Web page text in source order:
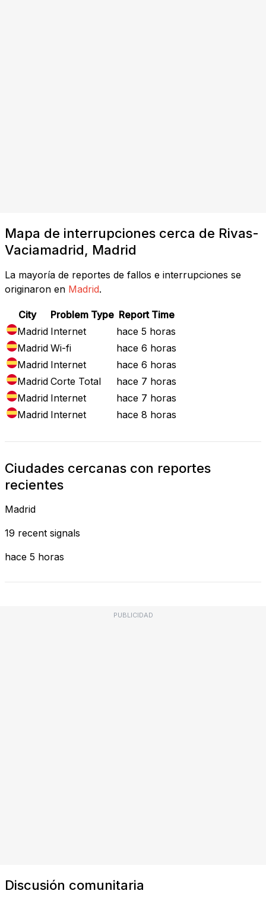
Mapa de interrupciones cerca de Rivas-
Vaciamadrid, Madrid
La mayoría de reportes de fallos e interrupciones se
originaron en Madrid.
City Problem Type Report Time
Madrid Internet
hace 5 horas
Madrid Wi-fi
hace 6 horas
Madrid Internet
hace 6 horas
Madrid Corte Total
hace 7 horas
Madrid Internet
hace 7 horas
Madrid Internet hace 8 horas
Ciudades cercanas con reportes
recientes
Madrid
19 recent signals
hace 5 horas
PUBLICIDAD
Discusión comunitaria